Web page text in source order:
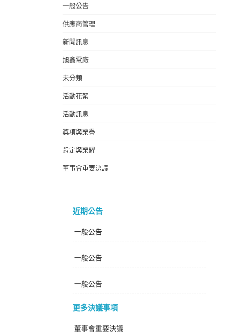
一般公告
供應商管理
新聞訊息
旭鑫電廠
未分類
活動花絮
活動訊息
獎項與榮譽
肯定與榮耀
董事會重要決議
近期公告
一般公告
一般公告
一般公告
更多決議事項
董事會重要決議